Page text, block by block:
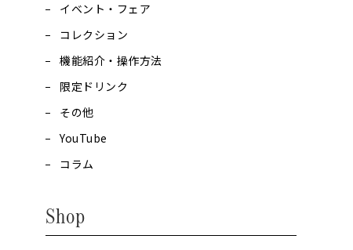
イベント・フェア
コレクション
機能紹介・操作方法
限定ドリンク
その他
YouTube
コラム
Shop